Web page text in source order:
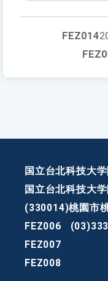
FEZ014
国立台北科技大
国立台北科技大
(330014)桃園市
FEZ006
FEZ007
FEZ008